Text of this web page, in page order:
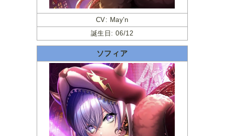
CV: May'n
誕生日: 06/12
ソフィア